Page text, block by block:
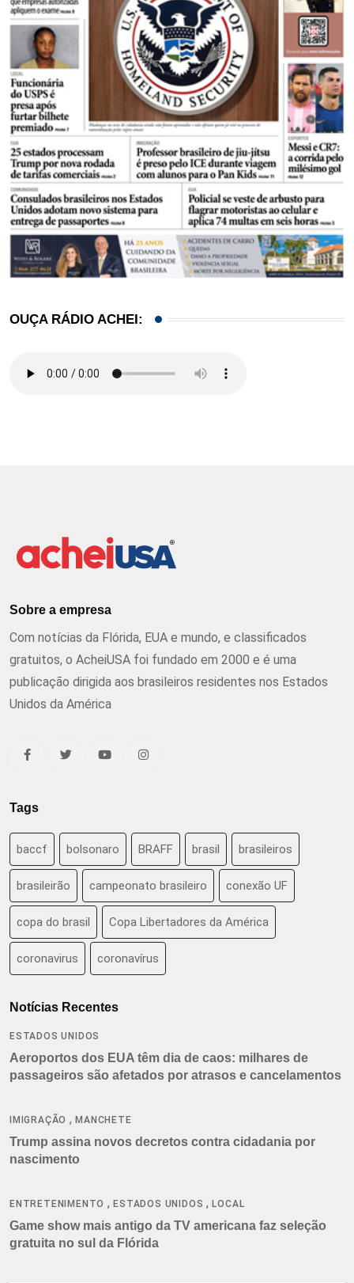
OUÇA RÁDIO ACHEI:
Sobre a empresa
Com notícias da Flórida, EUA e mundo, e classificados
gratuitos, o AcheiUSA foi fundado em 2000 e é uma
publicação dirigida aos brasileiros residentes nos Estados
Unidos da América
Tags
baccf bolsonaro BRAFF brasil brasileiros
brasileirão campeonato brasileiro conexão UF
copa do brasil Copa Libertadores da América
coronavirus coronavírus
Notícias Recentes
ESTADOS UNIDOS
Aeroportos dos EUA têm dia de caos: milhares de
passageiros são afetados por atrasos e cancelamentos
IMIGRAÇÃO ,MANCHETE
Trump assina novos decretos contra cidadania por
nascimento
ENTRETENIMENTO ,ESTADOS UNIDOS ,LOCAL
Game show mais antigo da TV americana faz seleção
gratuita no sul da Flórida